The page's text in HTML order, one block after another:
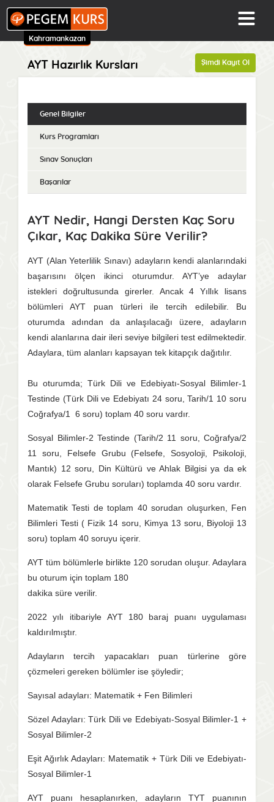
Kahramankazan
AYT Hazırlık Kursları Şimdi Kayıt Ol
Genel Bilgiler
Kurs Programları
Sınav Sonuçları
Başarılar
AYT Nedir, Hangi Dersten Kaç Soru
Çıkar, Kaç Dakika Süre Verilir?
AYT (Alan Yeterlilik Sınavı) adayların kendi alanlarındaki
başarısını ölçen ikinci oturumdur. AYT’ye adaylar
istekleri doğrultusunda girerler. Ancak 4 Yıllık lisans
bölümleri AYT puan türleri ile tercih edilebilir. Bu
oturumda adından da anlaşılacağı üzere, adayların
kendi alanlarına dair ileri seviye bilgileri test edilmektedir.
Adaylara, tüm alanları kapsayan tek kitapçık dağıtılır.
Bu oturumda; Türk Dili ve Edebiyatı-Sosyal Bilimler-1
Testinde (Türk Dili ve Edebiyatı 24 soru, Tarih/1 10 soru
Coğrafya/1 6 soru) toplam 40 soru vardır.
Sosyal Bilimler-2 Testinde (Tarih/2 11 soru, Coğrafya/2
11 soru, Felsefe Grubu (Felsefe, Sosyoloji, Psikoloji,
Mantık) 12 soru, Din Kültürü ve Ahlak Bilgisi ya da ek
olarak Felsefe Grubu soruları) toplamda 40 soru vardır.
Matematik Testi de toplam 40 sorudan oluşurken, Fen
Bilimleri Testi ( Fizik 14 soru, Kimya 13 soru, Biyoloji 13
soru) toplam 40 soruyu içerir.
AYT tüm bölümlerle birlikte 120 sorudan oluşur. Adaylara
bu oturum için toplam 180
dakika süre verilir.
2022 yılı itibariyle AYT 180 baraj puanı uygulaması
kaldırılmıştır.
Adayların tercih yapacakları puan türlerine göre
çözmeleri gereken bölümler ise şöyledir;
Sayısal adayları: Matematik + Fen Bilimleri
Sözel Adayları: Türk Dili ve Edebiyatı-Sosyal Bilimler-1 +
Sosyal Bilimler-2
Eşit Ağırlık Adayları: Matematik + Türk Dili ve Edebiyatı-
Sosyal Bilimler-1
AYT puanı hesaplanırken, adayların TYT puanının